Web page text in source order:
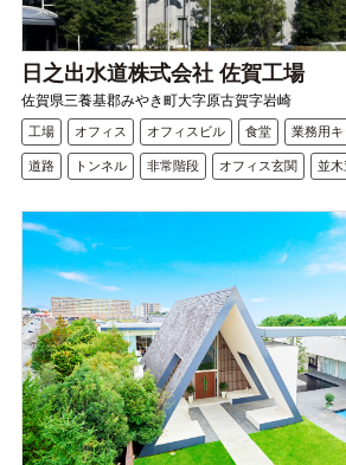
日之出水道株式会社 佐賀工場
佐賀県三養基郡みやき町大字原古賀字岩崎
工場 オフィス オフィスビル 食堂 業務用キ
道路 トンネル 非常階段 オフィス玄関 並木